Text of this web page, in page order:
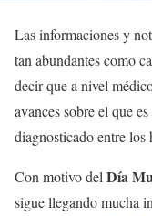
Las informaciones y
tan abundantes como
decir que a nivel
avances sobre el que
diagnosticado entre
Con motivo del Día
sigue llegando mucha